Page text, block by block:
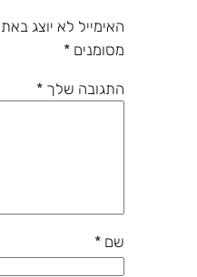
האימייל לא יוצג
מסומנים *
התגובה שלך *
שם *